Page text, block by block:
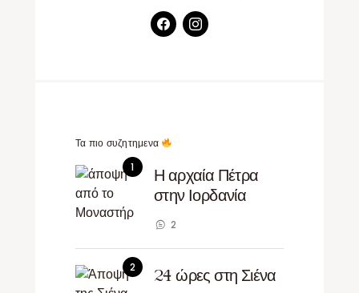
Τα πιο συζητημενα
Η αρχαία Πέτρα
στην Ιορδανία
2
24 ώρες στη Σιένα